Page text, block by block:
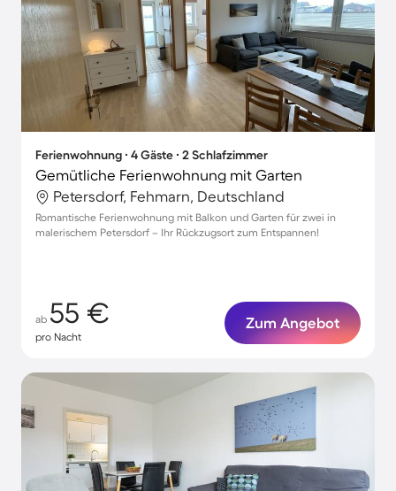
Ferienwohnung ∙ 4 Gäste ∙ 2 Schlafzimmer
Gemütliche Ferienwohnung mit Garten
Petersdorf, Fehmarn, Deutschland
Romantische Ferienwohnung mit Balkon und Garten für zwei in
malerischem Petersdorf – Ihr Rückzugsort zum Entspannen!
ab 55 €
pro Nacht
Zum Angebot